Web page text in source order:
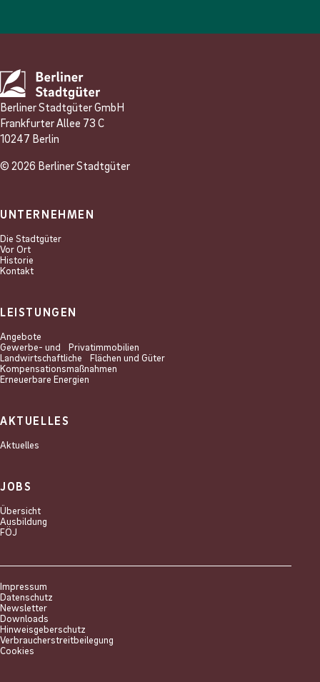
Berliner Stadtgüter GmbH
Frankfurter Allee 73 C
10247 Berlin
© 2026 Berliner Stadtgüter
UNTERNEHMEN
Die Stadtgüter
Vor Ort
Historie
Kontakt
LEISTUNGEN
Angebote
Gewerbe- und Privat­immobilien
Landwirtschaftliche Flächen und Güter
Kompensations­maßnahmen
Erneuerbare Energien
AKTUELLES
Aktuelles
JOBS
Übersicht
Ausbildung
FÖJ
Impressum
Datenschutz
Newsletter
Downloads
Hinweisgeberschutz
Verbraucherstreitbeilegung
Cookies